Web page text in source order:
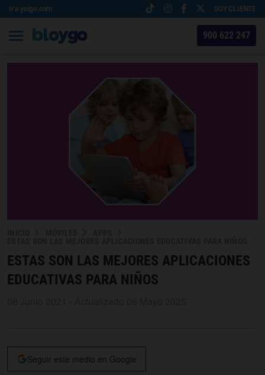
Ir a yoigo.com SOY CLIENTE
900 622 247
ESTAS SON LAS MEJORES APLICACIONES
EDUCATIVAS PARA NIÑOS
Seguir este medio en Google